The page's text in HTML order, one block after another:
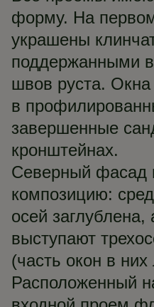
форму. На
украшены
поддержанными
швов руста. Окна
в
завершенные
кронштейнах.
Северный фасад
композицию:
осей
выступают
(часть окон в
Расположенный